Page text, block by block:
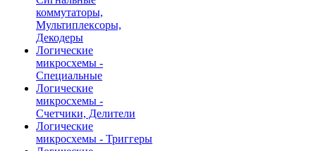
коммутаторы,
Мультиплексоры,
Декодеры
Логические
микросхемы -
Специальные
Логические
микросхемы -
Счетчики, Делители
Логические
микросхемы - Триггеры